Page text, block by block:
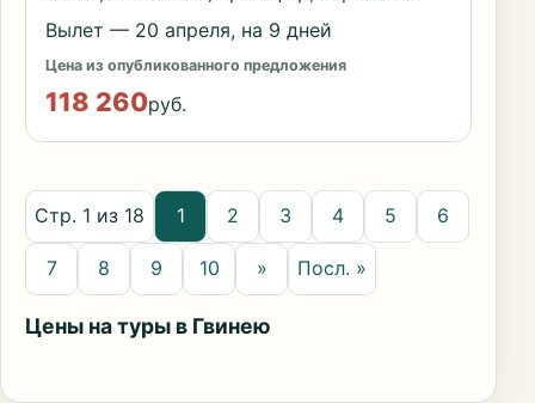
Вылет — 20 апреля, на 9 дней
Цена из опубликованного предложения
118 260руб.
Стр. 1 из 18 1 2 3 4 5 6
7 8 9 10 » Посл. »
Цены на туры в Гвинею